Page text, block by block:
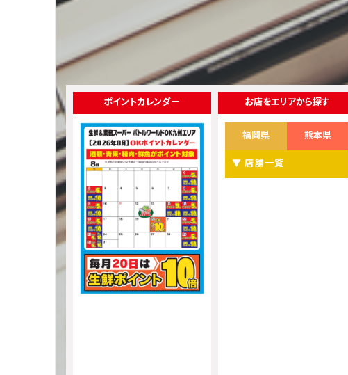
ポイントカレンダー お店をエリアから探す
福岡県 熊本県
▼ 店舗一覧